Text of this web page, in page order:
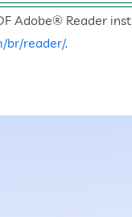
Adobe® Reader
br/reader/.